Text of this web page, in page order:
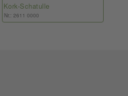
Kork-Schatulle
Nr.: 2611 0000